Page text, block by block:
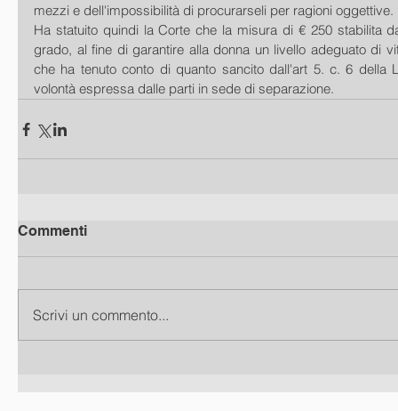
mezzi e dell'impossibilità di procurarseli per ragioni oggettive.
Ha statuito quindi la Corte che la misura di € 250 stabilita
grado, al fine di garantire alla donna un livello adeguato di
che ha tenuto conto di quanto sancito dall'art 5. c. 6 della
volontà espressa dalle parti in sede di separazione.
Commenti
Scrivi un commento...